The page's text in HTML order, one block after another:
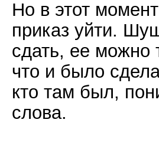
Но в этот
приказ уйти.
сдать, ее можно
что и было
кто там был,
слова.